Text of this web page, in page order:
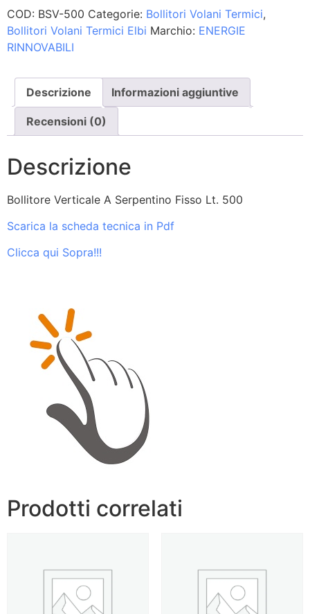
COD: BSV-500 Categorie: Bollitori Volani Termici,
Bollitori Volani Termici Elbi Marchio: ENERGIE
RINNOVABILI
Descrizione Informazioni aggiuntive
Recensioni (0)
Descrizione
Bollitore Verticale A Serpentino Fisso Lt. 500
Scarica la scheda tecnica in Pdf
Clicca qui Sopra!!!
Prodotti correlati